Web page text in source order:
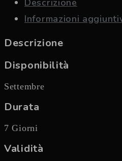
Informazioni
Descrizione
Disponibilità
Settembre
Durata
7 Giorni
Validità